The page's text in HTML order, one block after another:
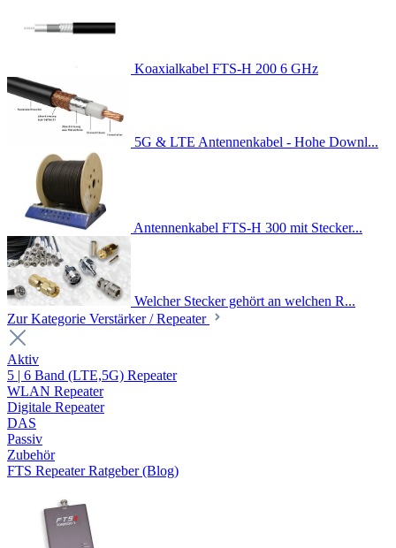
Koaxialkabel FTS-H 200 6 GHz
5G & LTE Antennenkabel - Hohe Downl...
Antennenkabel FTS-H 300 mit Stecker...
Welcher Stecker gehört an welchen R...
Zur Kategorie Verstärker / Repeater
Aktiv
5 | 6 Band (LTE,5G) Repeater
WLAN Repeater
Digitale Repeater
DAS
Passiv
Zubehör
FTS Repeater Ratgeber (Blog)